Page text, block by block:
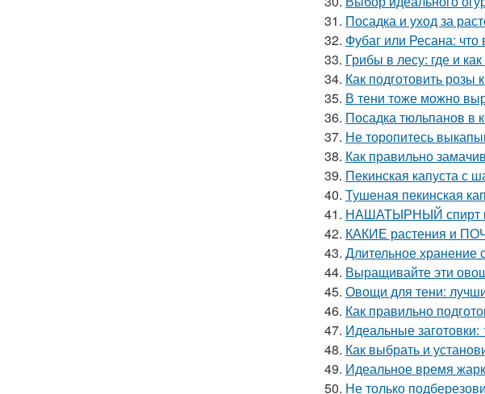
31. Посадка и уход за
32. Фубаг или Ресана: что
33. Грибы в лесу: где и
34. Как подготовить розы
35. В тени тоже можно
36. Посадка тюльпанов в
37. Не торопитесь
38. Как правильно
39. Пекинская капуста с
40. Тушеная пекинская
41. НАШАТЫРНЫЙ спирт
42. КАКИЕ растения и
43. Длительное хранение
44. Выращивайте эти
45. Овощи для тени:
46. Как правильно
47. Идеальные
48. Как выбрать и
49. Идеальное время
50. Не только